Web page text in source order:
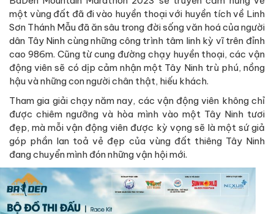
một vùng đất đã đi vào huyền thoại với huyền tích về Linh
Sơn Thánh Mẫu đã ăn sâu trong đời sống văn hoá của người
dân Tây Ninh cùng những công trình tâm linh kỳ vĩ trên đỉnh
cao 986m. Cũng từ cung đường chạy huyền thoại, các vận
động viên sẽ có dịp cảm nhận một Tây Ninh trù phú, nồng
hậu và những con người chân thật, hiếu khách.
Tham gia giải chạy năm nay, các vận động viên không chỉ
được chiêm ngưỡng và hòa mình vào một Tây Ninh tươi
đẹp, mà mỗi vận động viên được kỳ vọng sẽ là một sứ giả
góp phần lan toả vẻ đẹp của vùng đất thiêng Tây Ninh
đang chuyển mình đón những vận hội mới.